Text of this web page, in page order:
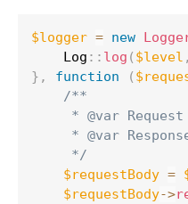
$logger = new
Log :: log ( $level ,
} , function (
/**
* @var Request
* @var
     */
$requestBody =
$requestBody->